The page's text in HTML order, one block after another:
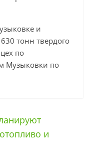
и
тонн твердого
по
Музыковки по
и